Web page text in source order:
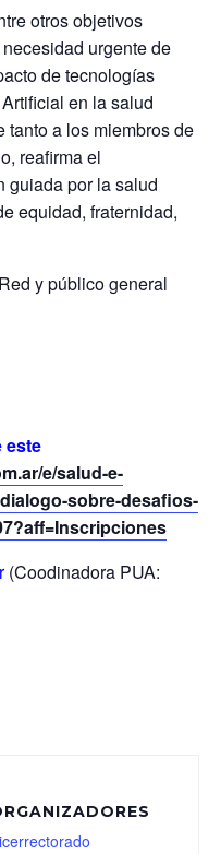
otros objetivos
urgente de
de tecnologías
en la salud
tanto a los miembros de
reafirma el
guiada por la salud
equidad, fraternidad,
y público general
este
e/salud-e-
sobre-desafios-
(Coodinadora PUA: